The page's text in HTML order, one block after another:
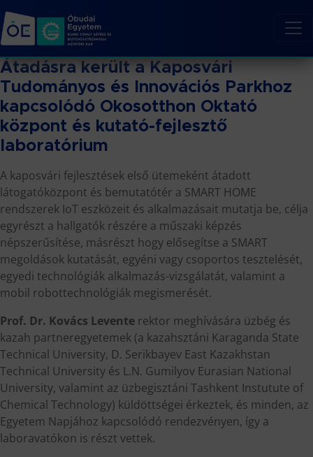
Átadásra került a Kaposvári
Tudományos és Innovációs Parkhoz
kapcsolódó Okosotthon Oktató
központ és kutató-fejlesztő
laboratórium
A kaposvári fejlesztések első ütemeként átadott
látogatóközpont és bemutatótér a SMART HOME
rendszerek IoT eszközeit és alkalmazásait mutatja be, célja
egyrészt a hallgatók részére a műszaki képzés
népszerűsítése, másrészt hogy elősegítse a SMART
megoldások kutatását, egyéni vagy csoportos tesztelését,
egyedi technológiák alkalmazás-vizsgálatát, valamint a
mobil robottechnológiák megismerését.
Prof. Dr. Kovács Levente rektor meghívására üzbég és
kazah partneregyetemek (a kazahsztáni Karaganda State
Technical University, D. Serikbayev East Kazakhstan
Technical University és L.N. Gumilyov Eurasian National
University, valamint az üzbegisztáni Tashkent Instutute of
Chemical Technology) küldöttségei érkeztek, és minden, az
Egyetem Napjához kapcsolódó rendezvényen, így a
laboravatókon is részt vettek.